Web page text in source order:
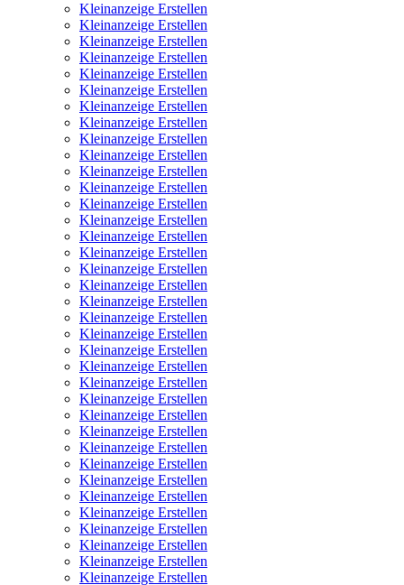
Kleinanzeige Erstellen
Kleinanzeige Erstellen
Kleinanzeige Erstellen
Kleinanzeige Erstellen
Kleinanzeige Erstellen
Kleinanzeige Erstellen
Kleinanzeige Erstellen
Kleinanzeige Erstellen
Kleinanzeige Erstellen
Kleinanzeige Erstellen
Kleinanzeige Erstellen
Kleinanzeige Erstellen
Kleinanzeige Erstellen
Kleinanzeige Erstellen
Kleinanzeige Erstellen
Kleinanzeige Erstellen
Kleinanzeige Erstellen
Kleinanzeige Erstellen
Kleinanzeige Erstellen
Kleinanzeige Erstellen
Kleinanzeige Erstellen
Kleinanzeige Erstellen
Kleinanzeige Erstellen
Kleinanzeige Erstellen
Kleinanzeige Erstellen
Kleinanzeige Erstellen
Kleinanzeige Erstellen
Kleinanzeige Erstellen
Kleinanzeige Erstellen
Kleinanzeige Erstellen
Kleinanzeige Erstellen
Kleinanzeige Erstellen
Kleinanzeige Erstellen
Kleinanzeige Erstellen
Kleinanzeige Erstellen
Kleinanzeige Erstellen